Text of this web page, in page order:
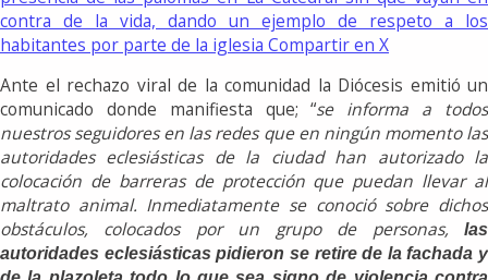
contra de la vida, dando un ejemplo de respeto a los
habitantes por parte de la iglesia Compartir en X
Ante el rechazo viral de la comunidad la Diócesis emitió un
comunicado donde manifiesta que; “se informa a todos
nuestros seguidores en las redes que en ningún momento las
autoridades eclesiásticas de la ciudad han autorizado la
colocación de barreras de protección que puedan llevar al
maltrato animal. Inmediatamente se conoció sobre dichos
obstáculos, colocados por un grupo de personas,
las
autoridades eclesiásticas pidieron se retire de la fachada y